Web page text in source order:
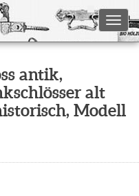
antik,
alt
Modell